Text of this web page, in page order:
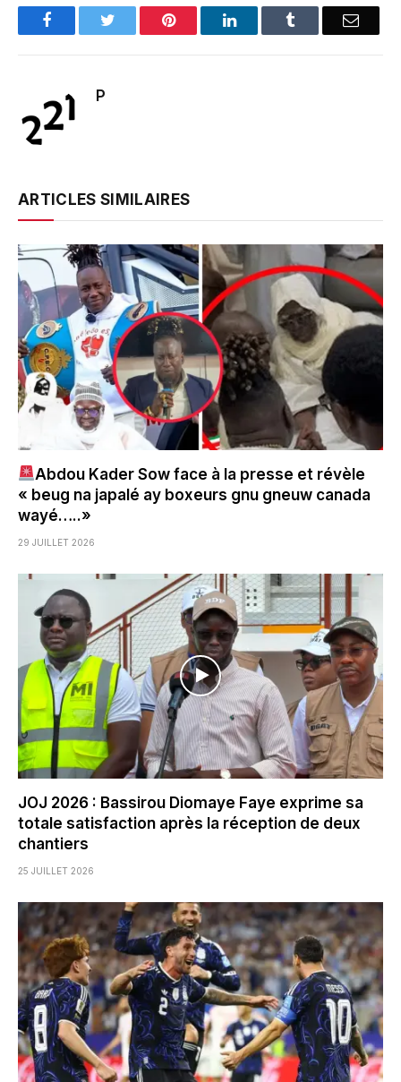
FacebookTwitter Pinterest LinkedInTumblr Email
P
ARTICLES SIMILAIRES
Abdou Kader Sow face à la presse et révèle
« beug na japalé ay boxeurs gnu gneuw canada
wayé…..»
29 JUILLET 2026
JOJ 2026 : Bassirou Diomaye Faye exprime sa
totale satisfaction après la réception de deux
chantiers
25 JUILLET 2026